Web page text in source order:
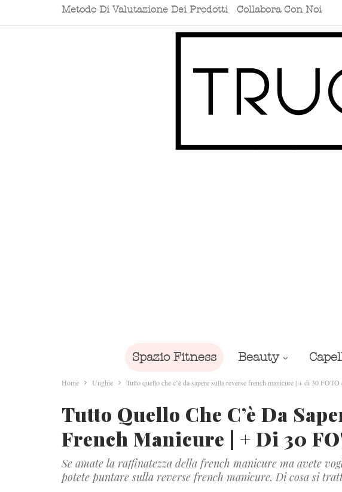
Metodo Di Valutazione Dei Prodotti Collabora Con Noi
Spazio Fitness Beauty
Home Unghie Tutto quello che c’è da sapere sulla reverse french manicure | + di 30
Tutto Quello Che C’è Da
French Manicure | + Di 30
Se amate la raffinatezza della french manicure ma avete
potete puntare sulla reverse french manicure. Di cosa si